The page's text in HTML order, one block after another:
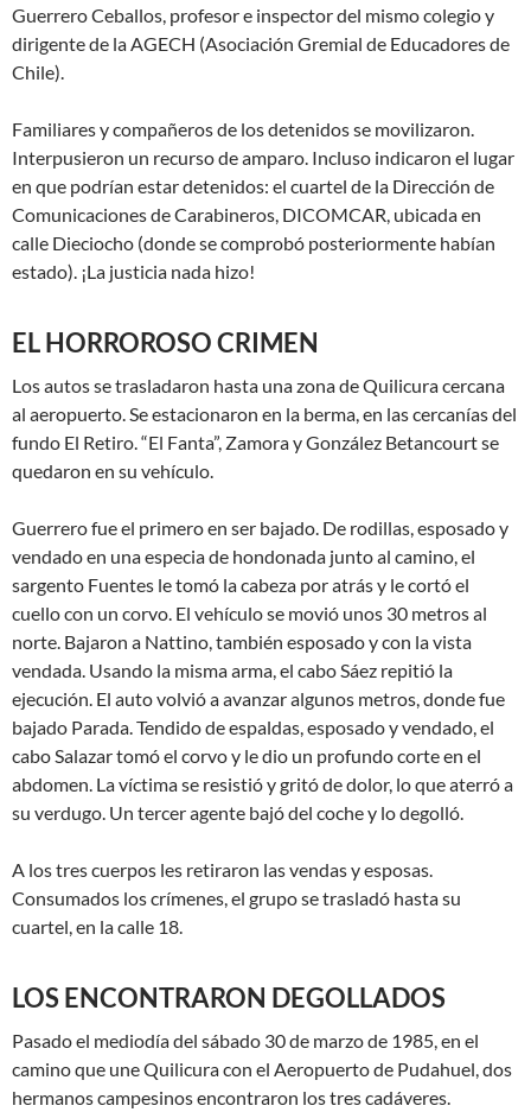
Guerrero Ceballos, profesor e inspector del mismo colegio y
dirigente de la AGECH (Asociación Gremial de Educadores de
Chile).
Familiares y compañeros de los detenidos se movilizaron.
Interpusieron un recurso de amparo. Incluso indicaron el lugar
en que podrían estar detenidos: el cuartel de la Dirección de
Comunicaciones de Carabineros, DICOMCAR, ubicada en
calle Dieciocho (donde se comprobó posteriormente habían
estado). ¡La justicia nada hizo!
EL HORROROSO CRIMEN
Los autos se trasladaron hasta una zona de Quilicura cercana
al aeropuerto. Se estacionaron en la berma, en las cercanías del
fundo El Retiro. “El Fanta”, Zamora y González Betancourt se
quedaron en su vehículo.
Guerrero fue el primero en ser bajado. De rodillas, esposado y
vendado en una especia de hondonada junto al camino, el
sargento Fuentes le tomó la cabeza por atrás y le cortó el
cuello con un corvo. El vehículo se movió unos 30 metros al
norte. Bajaron a Nattino, también esposado y con la vista
vendada. Usando la misma arma, el cabo Sáez repitió la
ejecución. El auto volvió a avanzar algunos metros, donde fue
bajado Parada. Tendido de espaldas, esposado y vendado, el
cabo Salazar tomó el corvo y le dio un profundo corte en el
abdomen. La víctima se resistió y gritó de dolor, lo que aterró a
su verdugo. Un tercer agente bajó del coche y lo degolló.
A los tres cuerpos les retiraron las vendas y esposas.
Consumados los crímenes, el grupo se trasladó hasta su
cuartel, en la calle 18.
LOS ENCONTRARON DEGOLLADOS
Pasado el mediodía del sábado 30 de marzo de 1985, en el
camino que une Quilicura con el Aeropuerto de Pudahuel, dos
hermanos campesinos encontraron los tres cadáveres.